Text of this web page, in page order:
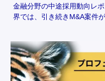
金融分野の中途採用動向レ
界では、引き続きM&A案件